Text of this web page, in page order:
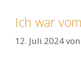
Ich war
12. Juli 2024von